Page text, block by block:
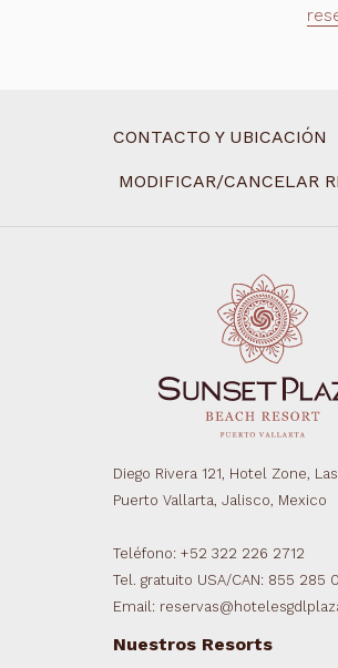
CONTACTO Y UBICACIÓN
MODIFICAR/CANCELAR
Diego Rivera 121, Hotel Zone,
Puerto Vallarta, Jalisco, Mexico
Teléfono: +52 322 226 2712
Tel. gratuito USA/CAN: 855 285
Email:
Nuestros Resorts